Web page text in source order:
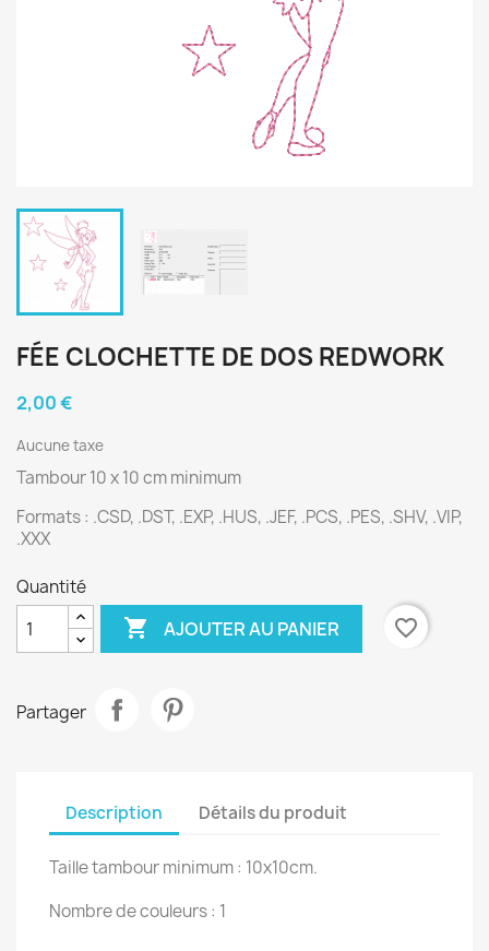
FÉE CLOCHETTE DE DOS REDWORK
2,00 €
Aucune taxe
Tambour 10 x 10 cm minimum
Formats : .CSD, .DST, .EXP, .HUS, .JEF, .PCS, .PES, .SHV, .VIP,
.XXX
Quantité
 AJOUTER AU PANIER favorite_border
Partager
Description Détails du produit
Taille tambour minimum : 10x10cm.
Nombre de couleurs : 1